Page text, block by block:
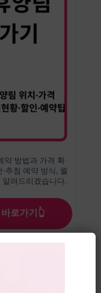
약 방법과 가격 확
추첨 예약 방식, 월
알려드리겠습니다.
로가기👆